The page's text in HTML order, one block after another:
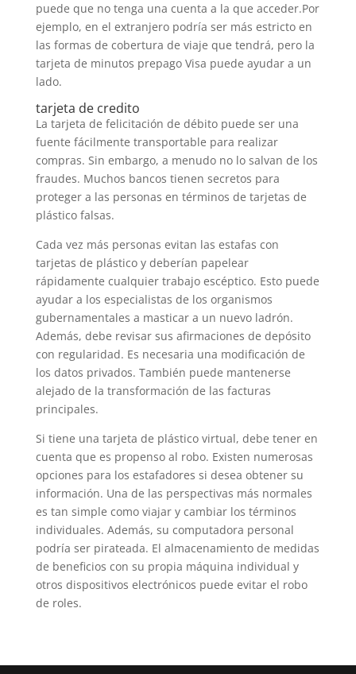
puede que no tenga una cuenta a la que acceder.Por
ejemplo, en el extranjero podría ser más estricto en
las formas de cobertura de viaje que tendrá, pero la
tarjeta de minutos prepago Visa puede ayudar a un
lado.
tarjeta de credito
La tarjeta de felicitación de débito puede ser una
fuente fácilmente transportable para realizar
compras. Sin embargo, a menudo no lo salvan de los
fraudes. Muchos bancos tienen secretos para
proteger a las personas en términos de tarjetas de
plástico falsas.
Cada vez más personas evitan las estafas con
tarjetas de plástico y deberían papelear
rápidamente cualquier trabajo escéptico. Esto puede
ayudar a los especialistas de los organismos
gubernamentales a masticar a un nuevo ladrón.
Además, debe revisar sus afirmaciones de depósito
con regularidad. Es necesaria una modificación de
los datos privados. También puede mantenerse
alejado de la transformación de las facturas
principales.
Si tiene una tarjeta de plástico virtual, debe tener en
cuenta que es propenso al robo. Existen numerosas
opciones para los estafadores si desea obtener su
información. Una de las perspectivas más normales
es tan simple como viajar y cambiar los términos
individuales. Además, su computadora personal
podría ser pirateada. El almacenamiento de medidas
de beneficios con su propia máquina individual y
otros dispositivos electrónicos puede evitar el robo
de roles.